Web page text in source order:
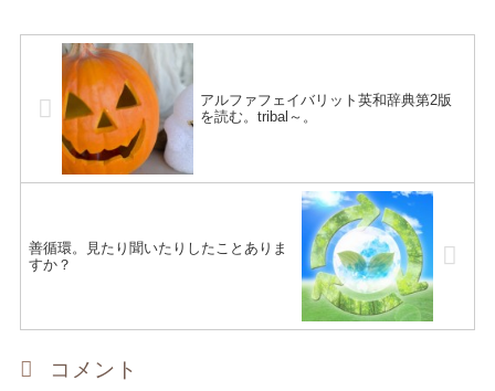
アルファフェイバリット英和辞典第2版
を読む。tribal～。
善循環。見たり聞いたりしたことありま
すか？
コメント